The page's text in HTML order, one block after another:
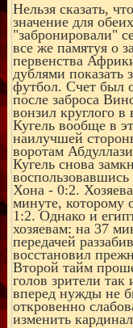
Нельзя сказать,
значение для
"забронировали"
все же памятуя о
первенства
дублями показать
футбол. Счет был
после заброса
вонзил круглого в
Кугель вообще в
наилучшей
воротам
Кугель снова
воспользовавшись
Хона - 0:2.
минуте, которому
1:2. Однако и
хозяевам: на 37
передачей
восстановил
Второй тайм
голов зрители
вперед нужды не
откровенно
изменить